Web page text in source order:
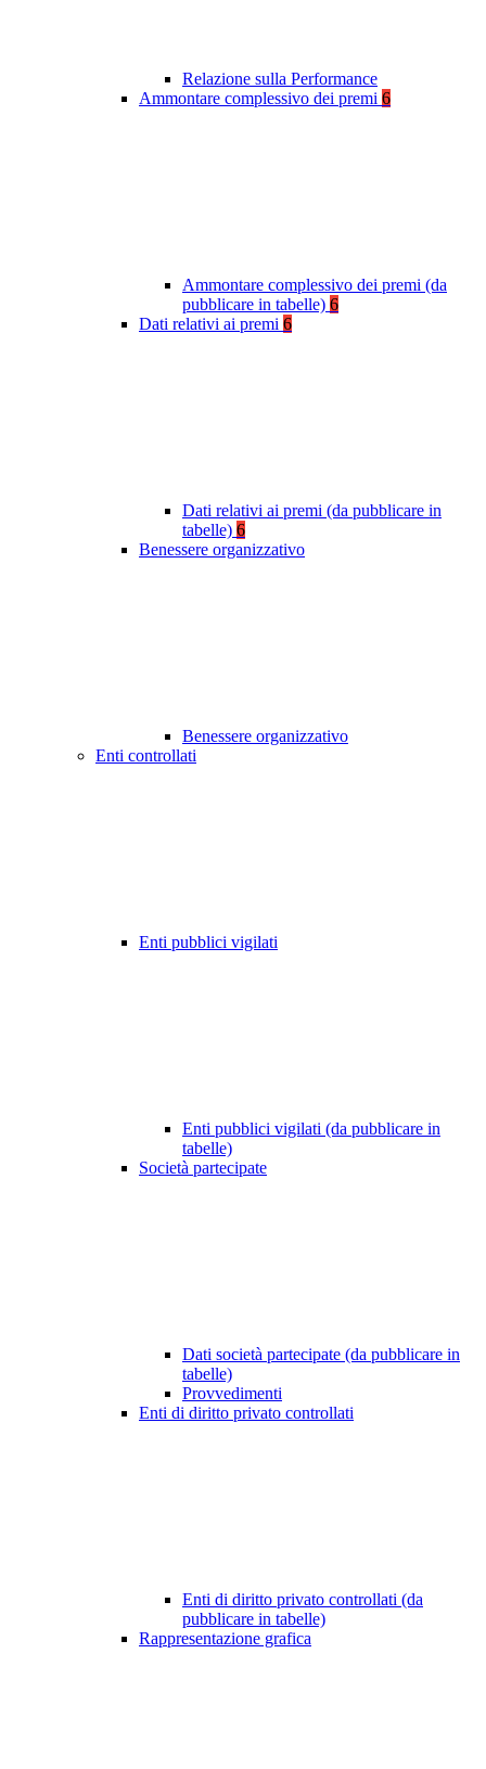
Relazione sulla Performance
Ammontare complessivo dei premi 6
Ammontare complessivo dei premi (da
pubblicare in tabelle) 6
Dati relativi ai premi 6
Dati relativi ai premi (da pubblicare in
tabelle) 6
Benessere organizzativo
Benessere organizzativo
Enti controllati
Enti pubblici vigilati
Enti pubblici vigilati (da pubblicare in
tabelle)
Società partecipate
Dati società partecipate (da pubblicare in
tabelle)
Provvedimenti
Enti di diritto privato controllati
Enti di diritto privato controllati (da
pubblicare in tabelle)
Rappresentazione grafica